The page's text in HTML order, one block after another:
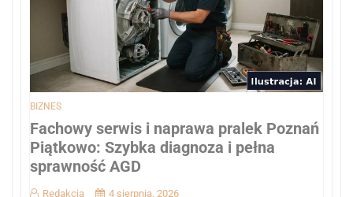
BIZNES
Fachowy serwis i naprawa pralek Poznań
Piątkowo: Szybka diagnoza i pełna
sprawność AGD
Redakcja 4 sierpnia, 2026